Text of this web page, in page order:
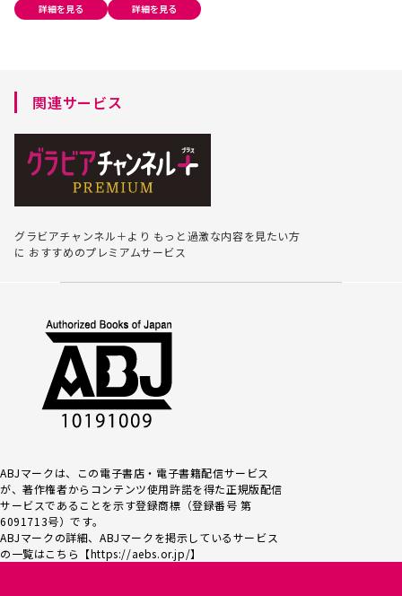
詳細を見る 詳細を見る
関連サービス
グラビアチャンネル＋より もっと過激な内容を見たい方
に おすすめのプレミアムサービス
ABJマークは、この電子書店・電子書籍配信サービス
が、著作権者からコンテンツ使用許諾を得た正規版配信
サービスであるこ とを示す登録商標（登録番号 第
6091713号）です。
ABJマークの詳細、ABJマークを掲示しているサービス
の一覧はこちら【https://aebs.or.jp/】